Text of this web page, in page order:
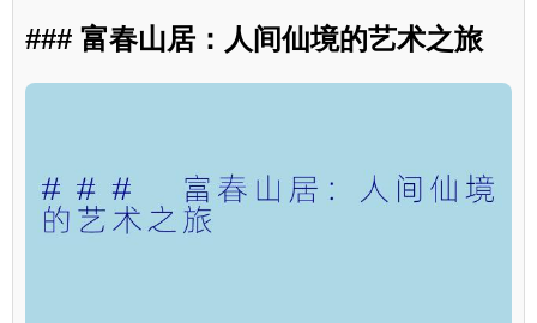
### 富春山居：人间仙境的艺术之旅